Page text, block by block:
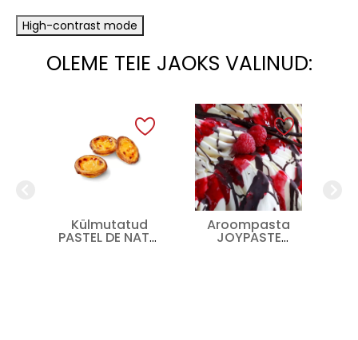
High-contrast mode
OLEME TEIE JAOKS VALINUD:
Külmutatud
PASTEL DE NATA,
Aroompasta
JOYPASTE